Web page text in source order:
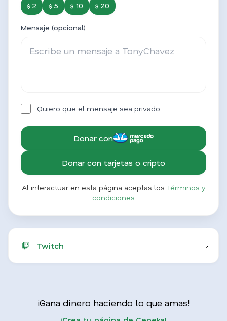
$ 2 $ 5 $ 10 $ 20
Mensaje (opcional)
Quiero que el mensaje sea privado.
Donar con
Donar con tarjetas o cripto
Al interactuar en esta página aceptas los Términos y
condiciones
Twitch
¡Gana dinero haciendo lo que amas!